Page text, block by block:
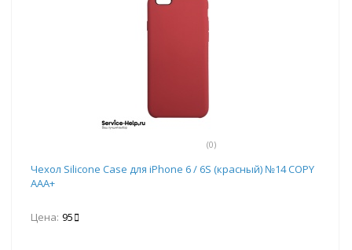
(0)
Чехол Silicone Case для iPhone 6 / 6S (красный) №14 COPY
AAA+
Цена: 95